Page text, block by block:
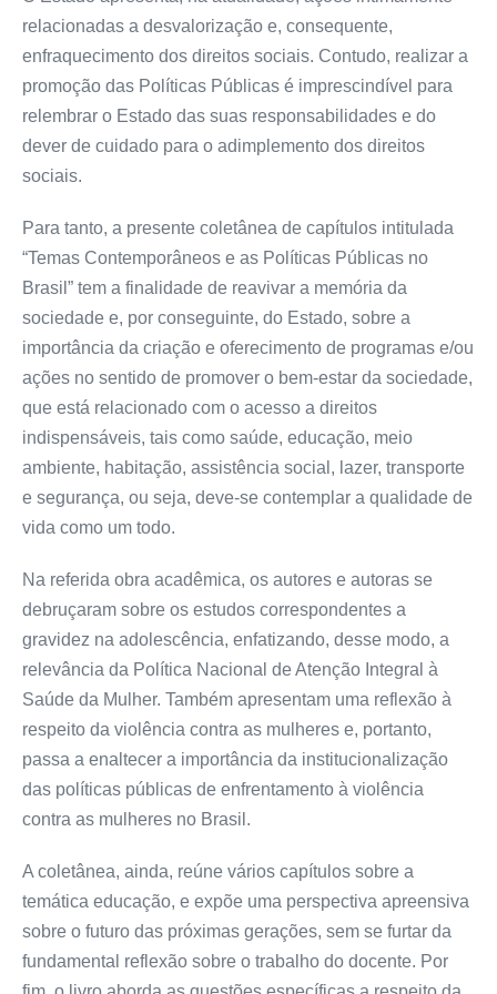
relacionadas a desvalorização e, consequente,
enfraquecimento dos direitos sociais. Contudo, realizar a
promoção das Políticas Públicas é imprescindível para
relembrar o Estado das suas responsabilidades e do
dever de cuidado para o adimplemento dos direitos
sociais.
Para tanto, a presente coletânea de capítulos intitulada
“Temas Contemporâneos e as Políticas Públicas no
Brasil” tem a finalidade de reavivar a memória da
sociedade e, por conseguinte, do Estado, sobre a
importância da criação e oferecimento de programas e/ou
ações no sentido de promover o bem-estar da sociedade,
que está relacionado com o acesso a direitos
indispensáveis, tais como saúde, educação, meio
ambiente, habitação, assistência social, lazer, transporte
e segurança, ou seja, deve-se contemplar a qualidade de
vida como um todo.
Na referida obra acadêmica, os autores e autoras se
debruçaram sobre os estudos correspondentes a
gravidez na adolescência, enfatizando, desse modo, a
relevância da Política Nacional de Atenção Integral à
Saúde da Mulher. Também apresentam uma reflexão à
respeito da violência contra as mulheres e, portanto,
passa a enaltecer a importância da institucionalização
das políticas públicas de enfrentamento à violência
contra as mulheres no Brasil.
A coletânea, ainda, reúne vários capítulos sobre a
temática educação, e expõe uma perspectiva apreensiva
sobre o futuro das próximas gerações, sem se furtar da
fundamental reflexão sobre o trabalho do docente. Por